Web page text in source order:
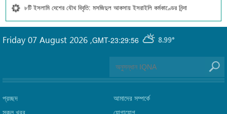
৮টি ইসলামি দেশের যৌথ বিবৃতি: মসজিদুল আকসায় ইসরাইলি কর্মকাণ্ডের নিন্দা
GMT-23:29:56 8.99°
Friday 07 August 2026 ,
প্রচ্ছদ
সকল খবর
আমাদের সম্পর্কে
যোগাযোগ